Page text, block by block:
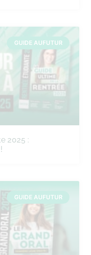
GUIDE AUFUTUR
2025 :
GUIDE AUFUTUR